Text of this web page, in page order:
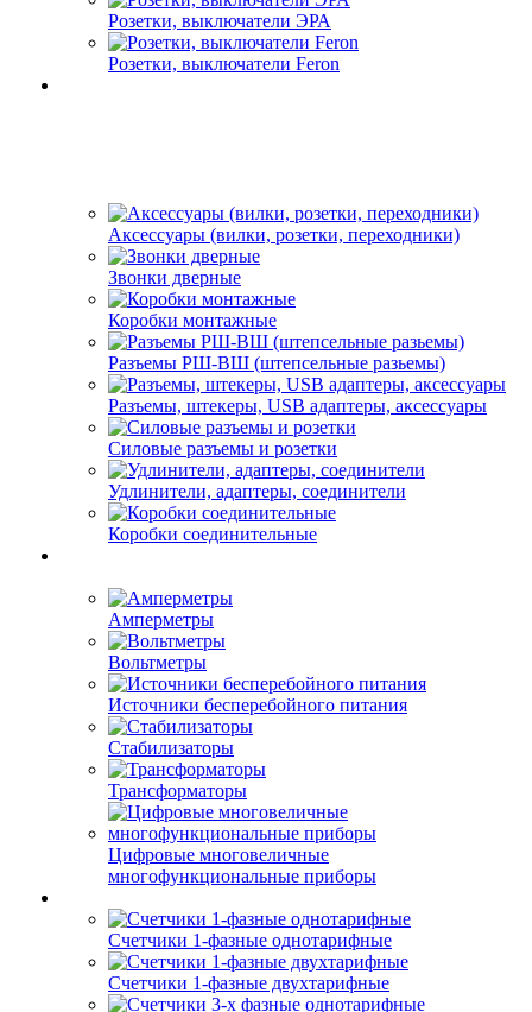
Розетки, выключатели ЭРА
Розетки, выключатели Feron
Аксессуары (вилки, розетки, переходники)
Звонки дверные
Коробки монтажные
Разъемы РШ-ВШ (штепсельные разьемы)
Разъемы, штекеры, USB адаптеры, аксессуары
Силовые разъемы и розетки
Удлинители, адаптеры, соединители
Коробки соединительные
Амперметры
Вольтметры
Источники бесперебойного питания
Стабилизаторы
Трансформаторы
Цифровые многовеличные
многофункциональные приборы
Счетчики 1-фазные однотарифные
Счетчики 1-фазные двухтарифные